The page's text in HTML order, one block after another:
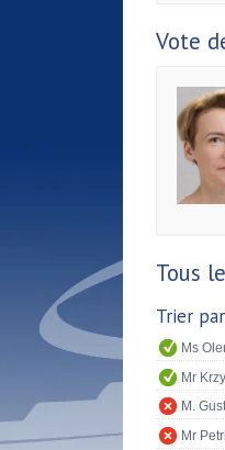
Vote
Tous
Trier
Ms
Mr
M.
Mr